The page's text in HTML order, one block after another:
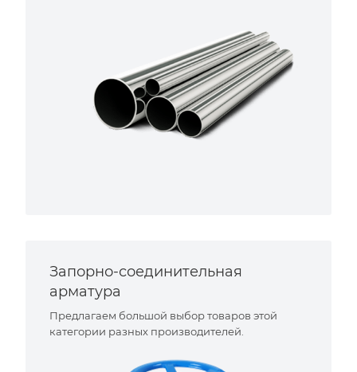
Запорно-соединительная
арматура
Предлагаем большой выбор товаров этой
категории разных производителей.